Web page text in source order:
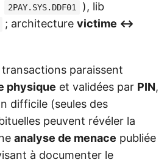
2PAY.SYS.DDF01 ), lib
; architecture victime ↔
paraissent
physique et validées par PIN,
difficile (seules des
peuvent révéler la
analyse de menace publiée
à documenter le